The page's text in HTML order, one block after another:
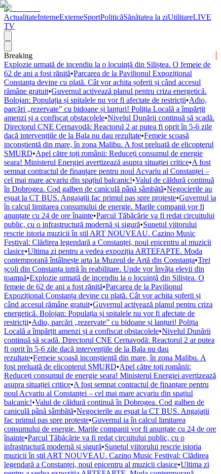
ActualitateInterneExterneSportPoliticăSănătatea la ziUtilitareLIVE
TV
Breaking
Explozie urmată de incendiu la o locuință din Siliștea. O femeie de
62 de ani a fost rănită•Parcarea de la Pavilionul Expozițional
Constanța devine cu plată. Cât vor achita șoferii și când accesul
rămâne gratuit•Guvernul activează planul pentru criza energetică.
Bolojan: Populația și spitalele nu vor fi afectate de restricții•Adio,
parcări „rezervate” cu bidoane și lanțuri! Poliția Locală a împărțit
amenzi și a confiscat obstacolele•Nivelul Dunării continuă să scadă.
Directorul CNE Cernavodă: Reactorul 2 ar putea fi oprit în 5-6 zile
dacă intervențiile de la Bala nu dau rezultate•Femeie scoasă
inconștientă din mare, în zona Malibu. A fost preluată de elicopterul
SMURD•Apel către toți românii: Reduceți consumul de energie
seara! Ministerul Energiei avertizează asupra situației critice•A fost
semnat contractul de finanțare pentru noul Acvariu al Constanței –
cel mai mare acvariu din spațiul balcanic!•Valul de căldură continuă
în Dobrogea. Cod galben de caniculă până sâmbătă•Negocierile au
eșuat la CT BUS. Angajații fac primul pas spre proteste•Guvernul ia
în calcul limitarea consumului de energie. Marile companii vor fi
anunțate cu 24 de ore înainte•Parcul Tăbăcărie va fi redat circuitului
public, cu o infrastructură modernă și sigură•Sunetul viitorului
rescrie istoria muzicii în stil ART NOUVEAU. Cazino Music
Festival: Clădirea legendară a Constanței, noul epicentru al muzicii
clasice•Ultima zi pentru a vedea expoziția ARTEFAPTE. Moda
contemporană întâlnește arta la Muzeul de Artă din Constanța•Trei
școli din Constanța intră în reabilitare. Unde vor învăța elevii din
toamnă•Explozie urmată de incendiu la o locuință din Siliștea. O
femeie de 62 de ani a fost rănită•Parcarea de la Pavilionul
Expozițional Constanța devine cu plată. Cât vor achita șoferii și
când accesul rămâne gratuit•Guvernul activează planul pentru criza
energetică. Bolojan: Populația și spitalele nu vor fi afectate de
restricții•Adio, parcări „rezervate” cu bidoane și lanțuri! Poliția
Locală a împărțit amenzi și a confiscat obstacolele•Nivelul Dunării
continuă să scadă. Directorul CNE Cernavodă: Reactorul 2 ar putea
fi oprit în 5-6 zile dacă intervențiile de la Bala nu dau
rezultate•Femeie scoasă inconștientă din mare, în zona Malibu. A
fost preluată de elicopterul SMURD•Apel către toți românii:
Reduceți consumul de energie seara! Ministerul Energiei avertizează
asupra situației critice•A fost semnat contractul de finanțare pentru
noul Acvariu al Constanței – cel mai mare acvariu din spațiul
balcanic!•Valul de căldură continuă în Dobrogea. Cod galben de
caniculă până sâmbătă•Negocierile au eșuat la CT BUS. Angajații
fac primul pas spre proteste•Guvernul ia în calcul limitarea
consumului de energie. Marile companii vor fi anunțate cu 24 de ore
înainte•Parcul Tăbăcărie va fi redat circuitului public, cu o
infrastructură modernă și sigură•Sunetul viitorului rescrie istoria
muzicii în stil ART NOUVEAU. Cazino Music Festival: Clădirea
legendară a Constanței, noul epicentru al muzicii clasice•Ultima zi